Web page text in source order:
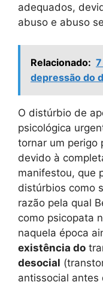
adequados,
abuso e abuso
Relacionado:
depressão do
O distúrbio de
psicológica
tornar um perigo
devido à
manifestou, que
distúrbios como
razão pela qual
como psicopata
naquela época
existência do
desocial
antissocial antes